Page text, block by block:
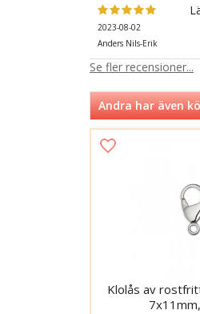
2023-08-02
Anders Nils-Erik
Se fler recensioner...
Andra har även
Klolås av